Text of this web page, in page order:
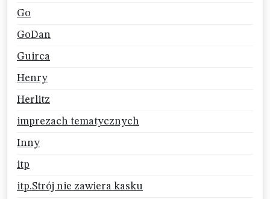
Go
GoDan
Guirca
Henry
Herlitz
imprezach tematycznych
Inny
itp
itp.Strój nie zawiera kasku